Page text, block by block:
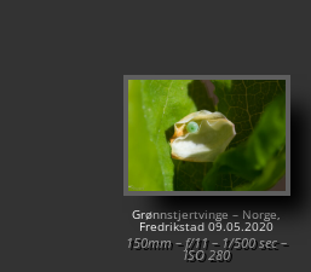
Grønnstjertvinge – Norge,
Fredrikstad 09.05.2020
150mm – f/11 – 1/500 sec –
ISO 280